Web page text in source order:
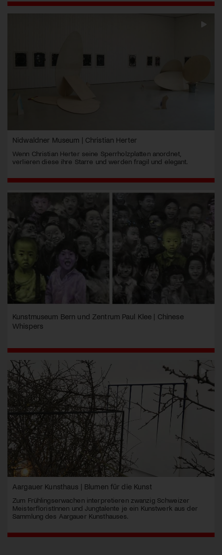
Nidwaldner Museum | Christian Herter
Wenn Christian Herter seine Sperrholzplatten anordnet,
verlieren diese ihre Starre und werden fragil und elegant.
Kunstmuseum Bern und Zentrum Paul Klee | Chinese
Whispers
Aargauer Kunsthaus | Blumen für die Kunst
Zum Frühlingserwachen interpretieren zwanzig Schweizer
MeisterfloristInnen und Jungtalente je ein Kunstwerk aus der
Sammlung des Aargauer Kunsthauses.